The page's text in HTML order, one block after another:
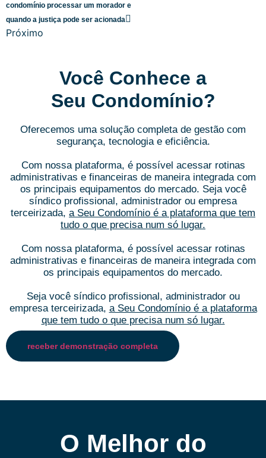
condomínio processar um morador e
quando a justiça pode ser acionada
Próximo
Você Conhece a
Seu Condomínio?
Oferecemos uma solução completa de gestão com
segurança, tecnologia e eficiência.
Com nossa plataforma, é possível acessar rotinas
administrativas e financeiras de maneira integrada com
os principais equipamentos do mercado. Seja você
síndico profissional, administrador ou empresa
terceirizada, a Seu Condomínio é a plataforma que tem
tudo o que precisa num só lugar.
Com nossa plataforma, é possível acessar rotinas
administrativas e financeiras de maneira integrada com
os principais equipamentos do mercado.
Seja você síndico profissional, administrador ou
empresa terceirizada, a Seu Condomínio é a plataforma
que tem tudo o que precisa num só lugar.
receber demonstração completa
O Melhor do